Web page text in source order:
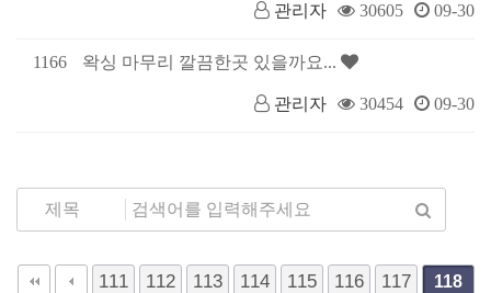
관리자 30605 09-30
1166 왁싱 마무리 깔끔한곳 있을까요...
관리자 30454 09-30
111 112 113 114 115 116 117 118